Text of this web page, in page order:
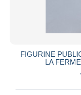
FIGURINE
LA